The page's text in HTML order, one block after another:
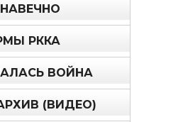
РККА
ВОЙНА
(ВИДЕО)